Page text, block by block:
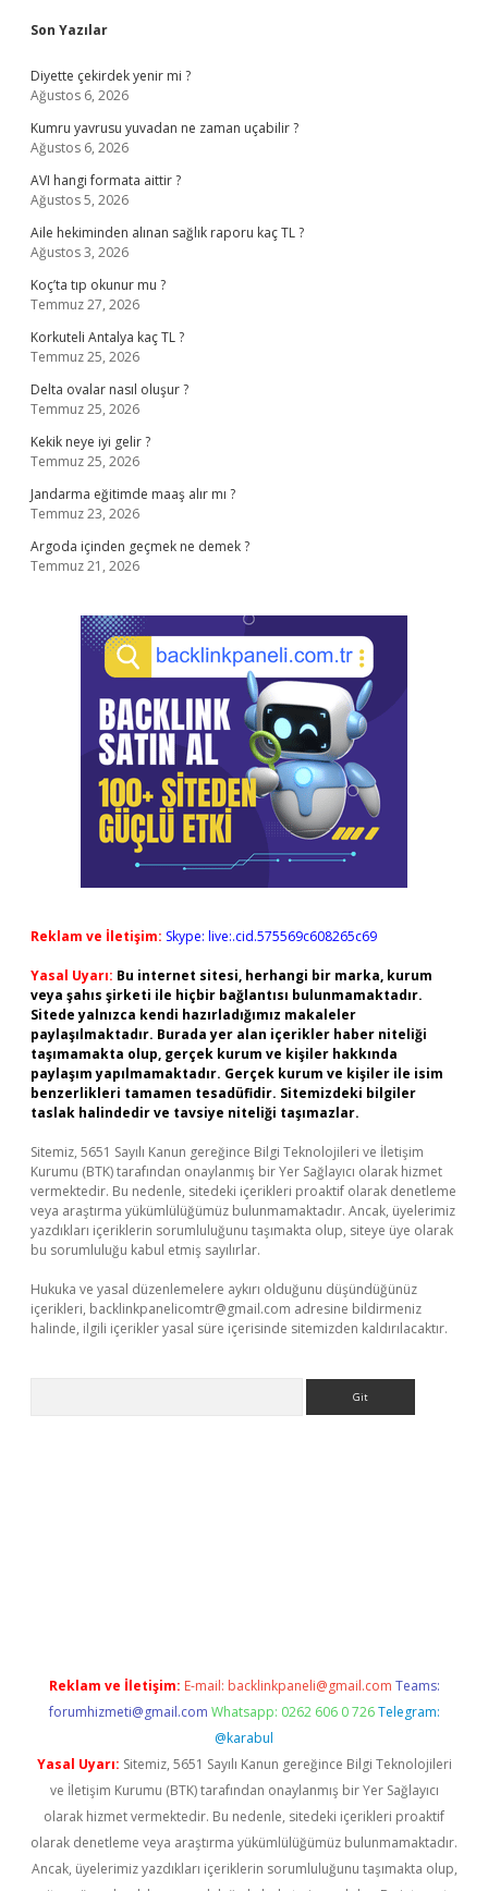
Sidebar
Son Yazılar
Diyette çekirdek yenir mi ?
Ağustos 6, 2026
Kumru yavrusu yuvadan ne zaman uçabilir ?
Ağustos 6, 2026
AVI hangi formata aittir ?
Ağustos 5, 2026
Aile hekiminden alınan sağlık raporu kaç TL ?
Ağustos 3, 2026
Koç’ta tıp okunur mu ?
Temmuz 27, 2026
Korkuteli Antalya kaç TL ?
Temmuz 25, 2026
Delta ovalar nasıl oluşur ?
Temmuz 25, 2026
Kekik neye iyi gelir ?
Temmuz 25, 2026
Jandarma eğitimde maaş alır mı ?
Temmuz 23, 2026
Argoda içinden geçmek ne demek ?
Temmuz 21, 2026
Reklam ve İletişim: Skype: live:.cid.575569c608265c69
Yasal Uyarı: Bu internet sitesi, herhangi bir marka, kurum
veya şahıs şirketi ile hiçbir bağlantısı bulunmamaktadır.
Sitede yalnızca kendi hazırladığımız makaleler
paylaşılmaktadır. Burada yer alan içerikler haber niteliği
taşımamakta olup, gerçek kurum ve kişiler hakkında
paylaşım yapılmamaktadır. Gerçek kurum ve kişiler ile isim
benzerlikleri tamamen tesadüfidir. Sitemizdeki bilgiler
taslak halindedir ve tavsiye niteliği taşımazlar.
Sitemiz, 5651 Sayılı Kanun gereğince Bilgi Teknolojileri ve İletişim
Kurumu (BTK) tarafından onaylanmış bir Yer Sağlayıcı olarak hizmet
vermektedir. Bu nedenle, sitedeki içerikleri proaktif olarak denetleme
veya araştırma yükümlülüğümüz bulunmamaktadır. Ancak, üyelerimiz
yazdıkları içeriklerin sorumluluğunu taşımakta olup, siteye üye olarak
bu sorumluluğu kabul etmiş sayılırlar.
Hukuka ve yasal düzenlemelere aykırı olduğunu düşündüğünüz
içerikleri, backlinkpanelicomtr@gmail.com adresine bildirmeniz
halinde, ilgili içerikler yasal süre içerisinde sitemizden kaldırılacaktır.
Reklam ve İletişim: E-mail: backlinkpaneli@gmail.com Teams:
forumhizmeti@gmail.com Whatsapp: 0262 606 0 726 Telegram:
@karabul
Yasal Uyarı: Sitemiz, 5651 Sayılı Kanun gereğince Bilgi Teknolojileri
ve İletişim Kurumu (BTK) tarafından onaylanmış bir Yer Sağlayıcı
olarak hizmet vermektedir. Bu nedenle, sitedeki içerikleri proaktif
olarak denetleme veya araştırma yükümlülüğümüz bulunmamaktadır.
Ancak, üyelerimiz yazdıkları içeriklerin sorumluluğunu taşımakta olup,